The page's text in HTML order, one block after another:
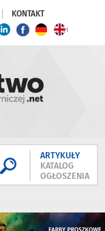
KONTAKT
ARTYKUŁY
KATALOG
OGŁOSZENIA